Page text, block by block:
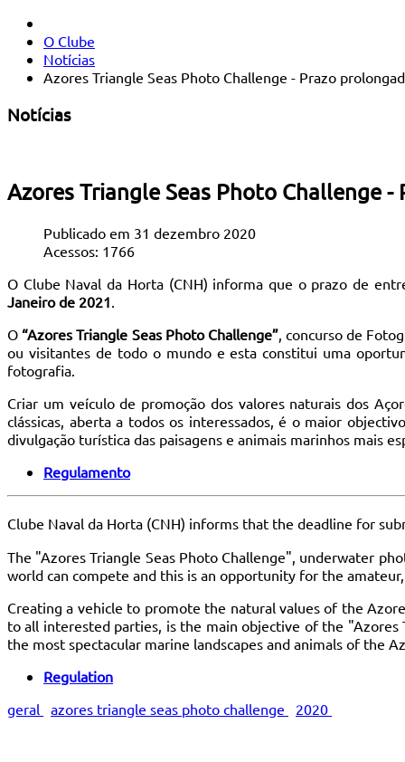
O Clube
Notícias
Azores Triangle Seas Photo Challenge - Prazo
Notícias
Azores Triangle Seas Photo Challenge
Publicado em 31 dezembro 2020
Acessos: 1766
O Clube Naval da Horta (CNH) informa que o prazo de
Janeiro de 2021.
O “Azores Triangle Seas Photo Challenge”, concurso de
ou visitantes de todo o mundo e esta constitui uma
fotografia.
Criar um veículo de promoção dos valores naturais dos
clássicas, aberta a todos os interessados, é o maior
divulgação turística das paisagens e animais marinhos mais
Regulamento
Clube Naval da Horta (CNH) informs that the deadline for
The "Azores Triangle Seas Photo Challenge", underwater
world can compete and this is an opportunity for the
Creating a vehicle to promote the natural values of the
to all interested parties, is the main objective of the
the most spectacular marine landscapes and animals of the
Regulation
geral
azores triangle seas photo challenge 2020